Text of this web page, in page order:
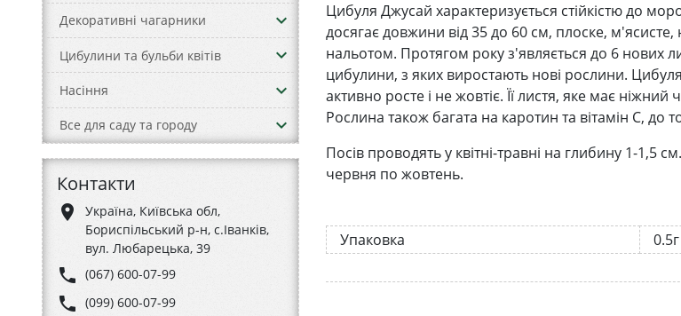
Декоративні чагарники keyboard_arrow_down
Цибулини та бульби квітів keyboard_arrow_down
Насіння keyboard_arrow_down
Все для саду та городу keyboard_arrow_down
Контакти
place
Україна, Київська обл,
Бориспільський р-н, с.Іванків,
вул. Любарецька, 39
phone (067) 600-07-99
phone (099) 600-07-99
Цибуля Джусай характеризується стійкістю до
досягає довжини від 35 до 60 см, плоске,
нальотом. Протягом року з'являється до 6 нових
цибулини, з яких виростають нові рослини.
активно росте і не жовтіє. Її листя, яке має
Рослина також багата на каротин та вітамін C, до
Посів проводять у квітні-травні на глибину 1-
червня по жовтень.
Упаковка 0.5г